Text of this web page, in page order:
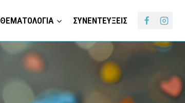
ΘΕΜΑΤΟΛΟΓΙΑ ΣΥΝΕΝΤΕΥΞΕΙΣ